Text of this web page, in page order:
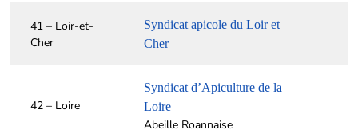
41 – Loir-et-
Cher
Syndicat apicole du Loir et
Cher
42 – Loire
Syndicat d’Apiculture de la
Loire
Abeille Roannaise